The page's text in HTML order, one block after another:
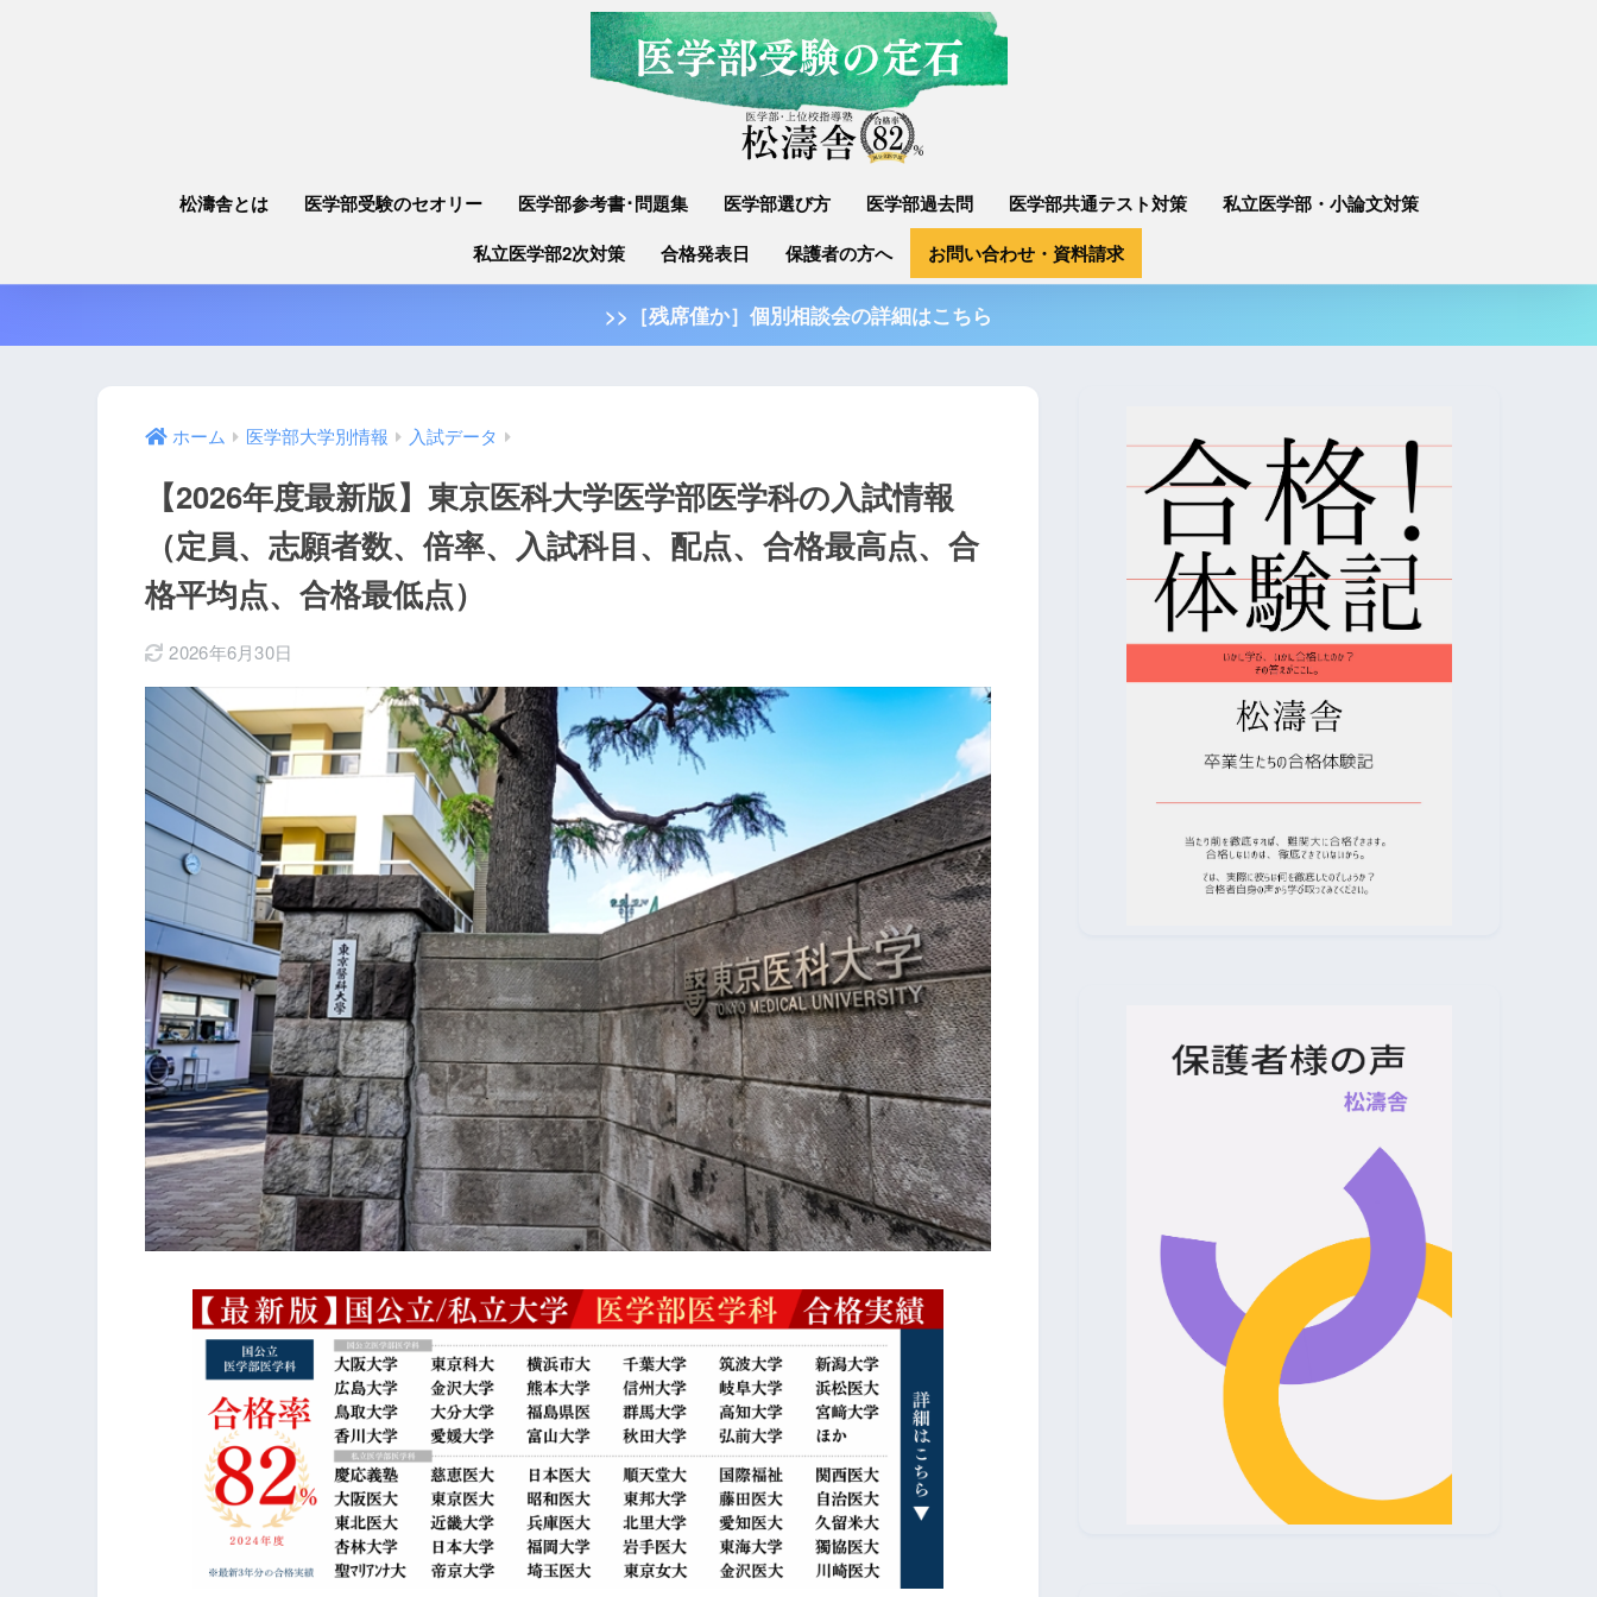
松濤舎とは 医学部受験のセオリー 医学部参考書･問題集 医学部選び方 医学部過去問 医学部共通テスト対策
私立医学部・小論文対策
私立医学部2次対策
合格発表日 保護者の方へ お問い合わせ・資料請求
>>［残席僅か］個別相談会の詳細はこちら
ホーム 医学部大学別情報 入試データ
【2026年度最新版】東京医科大学医学部医学科の入試情報
（定員、志願者数、倍率、入試科目、配点、合格最高点、合
格平均点、合格最低点）
2026年6月30日